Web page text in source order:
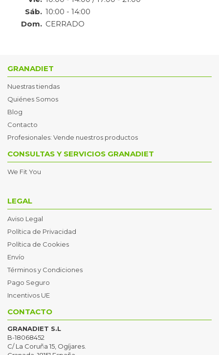
Sáb. 10:00 - 14:00
Dom. CERRADO
GRANADIET
Nuestras tiendas
Quiénes Somos
Blog
Contacto
Profesionales: Vende nuestros productos
CONSULTAS Y SERVICIOS GRANADIET
We Fit You
LEGAL
Aviso Legal
Política de Privacidad
Política de Cookies
Envío
Términos y Condiciones
Pago Seguro
Incentivos UE
CONTACTO
GRANADIET S.L
B-18068452
C/ La Coruña 15, Ogíjares.